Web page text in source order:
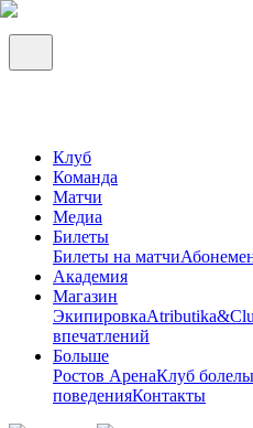
Клуб
Команда
Матчи
Медиа
Билеты
Билеты на матчи
Академия
Магазин
Экипировка
впечатлений
Больше
Ростов АренаКлуб
поведенияКонтакты